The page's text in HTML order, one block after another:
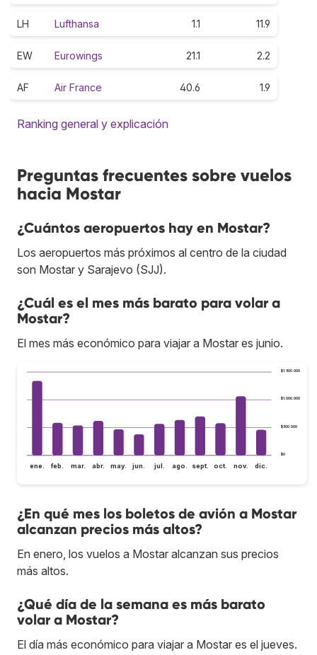
LH Lufthansa 1.1 11.9
EW Eurowings 21.1 2.2
AF Air France 40.6 1.9
Ranking general y explicación
Preguntas frecuentes sobre vuelos
hacia Mostar
¿Cuántos aeropuertos hay en Mostar?
Los aeropuertos más próximos al centro de la ciudad
son Mostar y Sarajevo (SJJ).
¿Cuál es el mes más barato para volar a
Mostar?
El mes más económico para viajar a Mostar es junio.
$0
$500.000
$1.000.000
$1.500.000
ene. feb. mar. abr. may. jun. jul. ago. sept. oct. nov. dic.
¿En qué mes los boletos de avión a Mostar
alcanzan precios más altos?
En enero, los vuelos a Mostar alcanzan sus precios
más altos.
¿Qué día de la semana es más barato
volar a Mostar?
El día más económico para viajar a Mostar es el jueves.